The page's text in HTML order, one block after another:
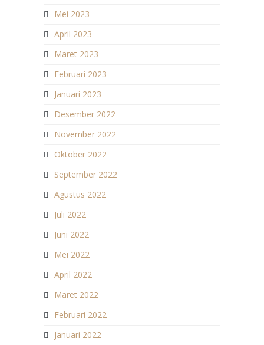
Mei 2023
April 2023
Maret 2023
Februari 2023
Januari 2023
Desember 2022
November 2022
Oktober 2022
September 2022
Agustus 2022
Juli 2022
Juni 2022
Mei 2022
April 2022
Maret 2022
Februari 2022
Januari 2022